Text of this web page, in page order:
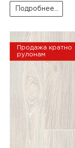
Подробнее...
Продажа кратно
рулонам